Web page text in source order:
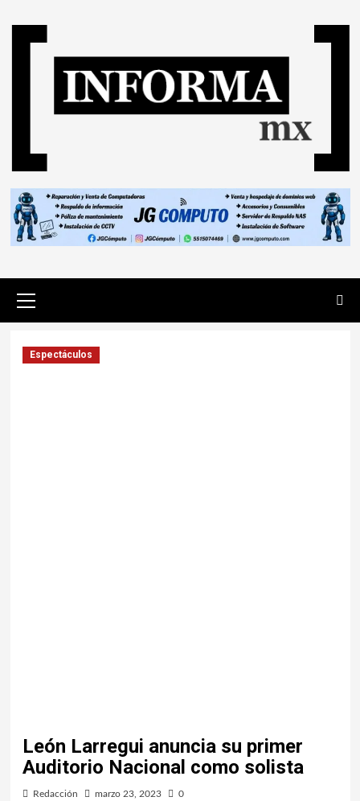
Espectáculos
León Larregui anuncia su primer
Auditorio Nacional como solista
Redacción marzo 23, 2023 0